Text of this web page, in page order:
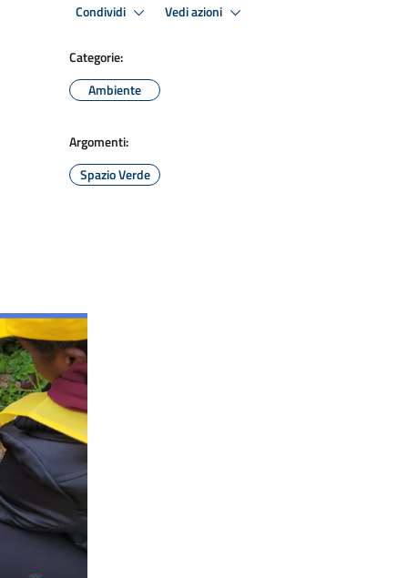
Condividi Vedi azioni
Categorie:
Ambiente
Argomenti:
Spazio Verde